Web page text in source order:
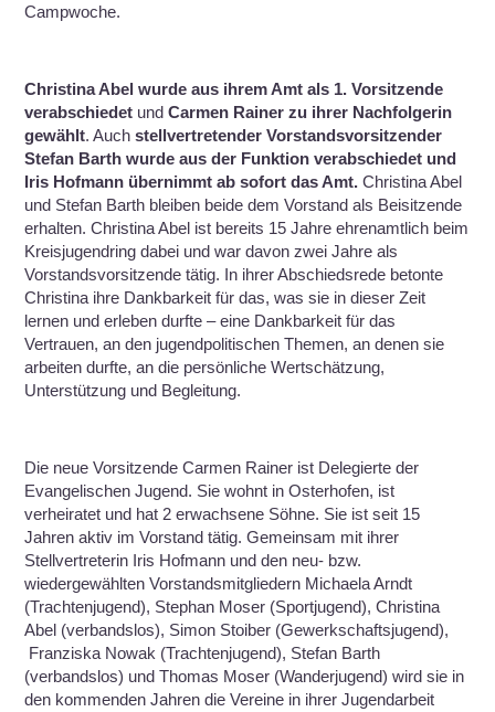
Campwoche.
Christina Abel wurde aus ihrem Amt als 1. Vorsitzende
verabschiedetund Carmen Rainer zu ihrer Nachfolgerin
gewählt. Auch stellvertretender Vorstandsvorsitzender
Stefan Barth wurde aus der Funktion verabschiedet und
Iris Hofmann übernimmt ab sofort das Amt.Christina Abel
und Stefan Barth bleiben beide dem Vorstand als Beisitzende
erhalten. Christina Abel ist bereits 15 Jahre ehrenamtlich beim
Kreisjugendring dabei und war davon zwei Jahre als
Vorstandsvorsitzende tätig. In ihrer Abschiedsrede betonte
Christina ihre Dankbarkeit für das, was sie in dieser Zeit
lernen und erleben durfte – eine Dankbarkeit für das
Vertrauen, an den jugendpolitischen Themen, an denen sie
arbeiten durfte, an die persönliche Wertschätzung,
Unterstützung und Begleitung.
Die neue Vorsitzende Carmen Rainer ist Delegierte der
Evangelischen Jugend. Sie wohnt in Osterhofen, ist
verheiratet und hat 2 erwachsene Söhne. Sie ist seit 15
Jahren aktiv im Vorstand tätig. Gemeinsam mit ihrer
Stellvertreterin Iris Hofmann und den neu- bzw.
wiedergewählten Vorstandsmitgliedern Michaela Arndt
(Trachtenjugend), Stephan Moser (Sportjugend), Christina
Abel (verbandslos), Simon Stoiber (Gewerkschaftsjugend),
Franziska Nowak (Trachtenjugend), Stefan Barth
(verbandslos) und Thomas Moser (Wanderjugend) wird sie in
den kommenden Jahren die Vereine in ihrer Jugendarbeit